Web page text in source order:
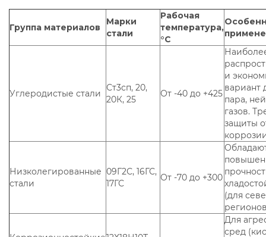
Группа материалов
Марки
стали
Рабочая
температура,
°С
Углеродистые стали
Ст3сп, 20,
20К, 25
От -40 до +425
и
вариант
пара,
газов.
защиты
Низколегированные
стали
09Г2С, 16ГС,
17ГС
От -70 до +300
(для
Для
сред